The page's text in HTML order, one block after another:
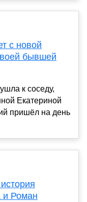
с новой
бывшей
к соседу,
Екатериной
пришёл на день
и Роман